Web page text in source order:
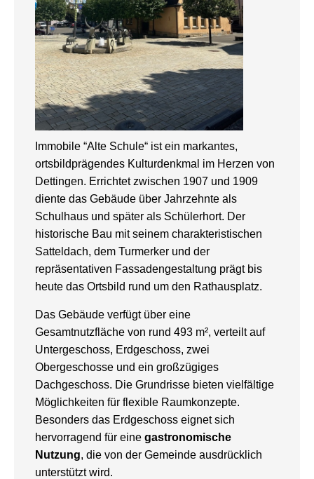
Immobile “Alte Schule“ ist ein markantes,
ortsbildprägendes Kulturdenkmal im Herzen von
Dettingen. Errichtet zwischen 1907 und 1909
diente das Gebäude über Jahrzehnte als
Schulhaus und später als Schülerhort. Der
historische Bau mit seinem charakteristischen
Satteldach, dem Turmerker und der
repräsentativen Fassadengestaltung prägt bis
heute das Ortsbild rund um den Rathausplatz.
Das Gebäude verfügt über eine
Gesamtnutzfläche von rund 493 m², verteilt auf
Untergeschoss, Erdgeschoss, zwei
Obergeschosse und ein großzügiges
Dachgeschoss. Die Grundrisse bieten vielfältige
Möglichkeiten für flexible Raumkonzepte.
Besonders das Erdgeschoss eignet sich
hervorragend für eine gastronomische
Nutzung, die von der Gemeinde ausdrücklich
unterstützt wird.